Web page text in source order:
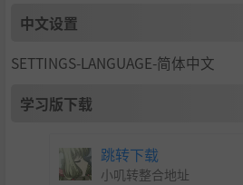
中文设置
SETTINGS-LANGUAGE-简体中文
学习版下载
跳转下载
小叽转整合地址